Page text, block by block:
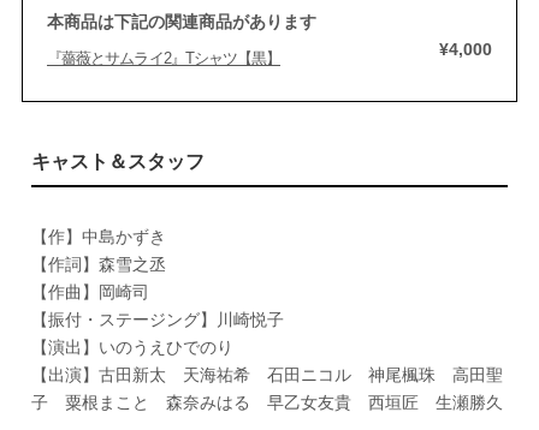
本商品は下記の関連商品があります
『薔薇とサムライ2』Tシャツ【黒】 ¥4,000
キャスト＆スタッフ
【作】中島かずき
【作詞】森雪之丞
【作曲】岡崎司
【振付・ステージング】川崎悦子
【演出】いのうえひでのり
【出演】古田新太 天海祐希 石田ニコル 神尾楓珠 高田聖
子 粟根まこと 森奈みはる 早乙女友貴 西垣匠 生瀬勝久